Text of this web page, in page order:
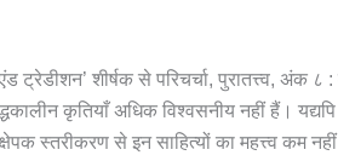
ट्रेडीशन’ शीर्षक से परिचर्चा, पुरातत्त्व, अंक ८
कृतियाँ अधिक विश्वसनीय नहीं हैं।
स्तरीकरण से इन साहित्यों का महत्त्व कम